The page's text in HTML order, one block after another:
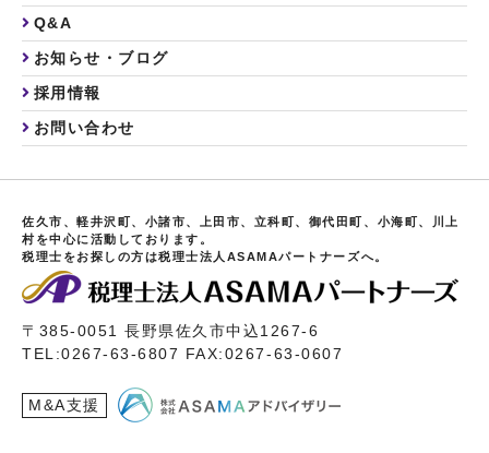
Q&A
お知らせ・ブログ
採用情報
お問い合わせ
佐久市、軽井沢町、小諸市、上田市、立科町、御代田町、小海町、川上
村を中心に活動しております。
税理士をお探しの方は税理士法人ASAMAパートナーズへ。
〒385-0051 長野県佐久市中込1267-6
TEL:0267-63-6807 FAX:0267-63-0607
M&A支援